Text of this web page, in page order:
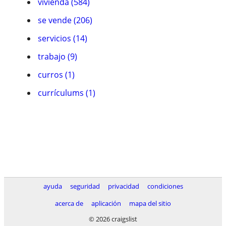
se vende (206)
servicios (14)
trabajo (9)
curros (1)
currículums (1)
ayuda seguridad privacidad
condiciones
acerca de
aplicación
mapa del sitio
© 2026 craigslist